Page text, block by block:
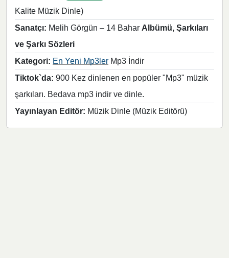
Kalite Müzik Dinle)
Sanatçı: Melih Görgün – 14 Bahar Albümü, Şarkıları
ve Şarkı Sözleri
Kategori: En Yeni Mp3ler Mp3 İndir
Tiktok`da: 900 Kez dinlenen en popüler "Mp3" müzik
şarkıları. Bedava mp3 indir ve dinle.
Yayınlayan Editör: Müzik Dinle (Müzik Editörü)